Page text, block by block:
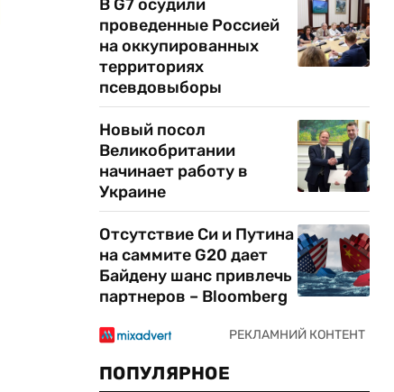
В G7 осудили
проведенные Россией
на оккупированных
территориях
псевдовыборы
Новый посол
Великобритании
начинает работу в
Украине
Отсутствие Си и Путина
на саммите G20 дает
Байдену шанс привлечь
партнеров – Bloomberg
ПОПУЛЯРНОЕ